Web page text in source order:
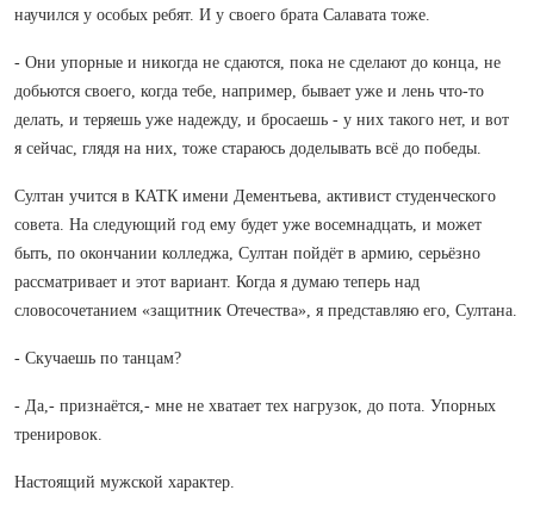
научился у особых ребят. И у своего брата Салавата тоже.
- Они упорные и никогда не сдаются, пока не сделают до конца, не
добьются своего, когда тебе, например, бывает уже и лень что-то
делать, и теряешь уже надежду, и бросаешь - у них такого нет, и вот
я сейчас, глядя на них, тоже стараюсь доделывать всё до победы.
Султан учится в КАТК имени Дементьева, активист студенческого
совета. На следующий год ему будет уже восемнадцать, и может
быть, по окончании колледжа, Султан пойдёт в армию, серьёзно
рассматривает и этот вариант. Когда я думаю теперь над
словосочетанием «защитник Отечества», я представляю его, Султана.
- Скучаешь по танцам?
- Да,- признаётся,- мне не хватает тех нагрузок, до пота. Упорных
тренировок.
Настоящий мужской характер.